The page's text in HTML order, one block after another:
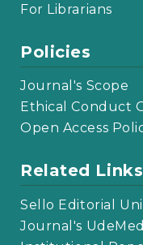
For Librarians
Policies
Journal's Scope
Ethical Conduct
Open Access
Related Links
Sello Editorial
Journal's